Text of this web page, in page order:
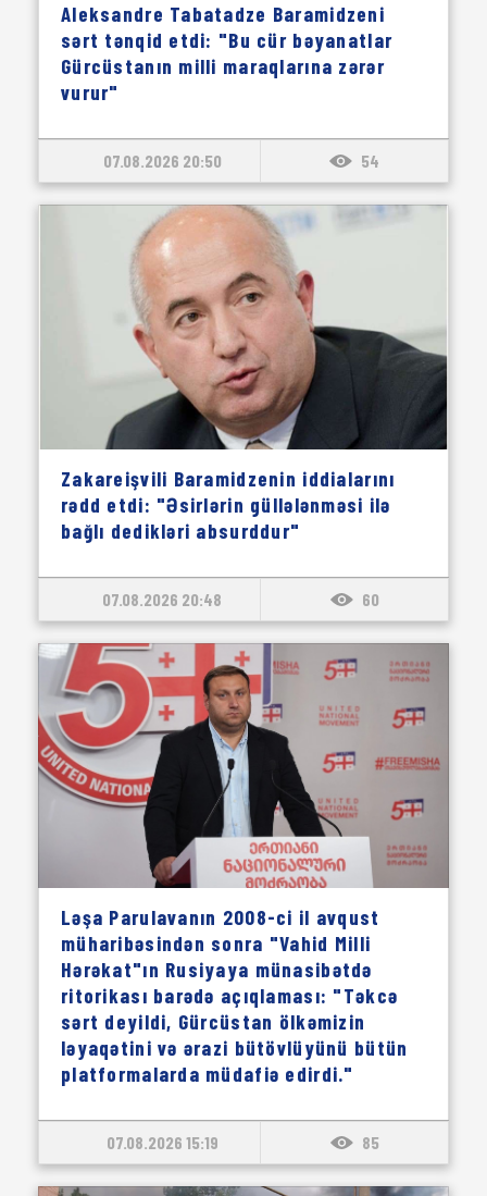
Aleksandre Tabatadze Baramidzeni
sərt tənqid etdi: "Bu cür bəyanatlar
Gürcüstanın milli maraqlarına zərər
vurur"
07.08.2026 20:50 54
Zakareişvili Baramidzenin iddialarını
rədd etdi: "Əsirlərin güllələnməsi ilə
bağlı dedikləri absurddur"
07.08.2026 20:48 60
Ləşa Parulavanın 2008-ci il avqust
müharibəsindən sonra "Vahid Milli
Hərəkat"ın Rusiyaya münasibətdə
ritorikası barədə açıqlaması: "Təkcə
sərt deyildi, Gürcüstan ölkəmizin
ləyaqətini və ərazi bütövlüyünü bütün
platformalarda müdafiə edirdi."
07.08.2026 15:19 85